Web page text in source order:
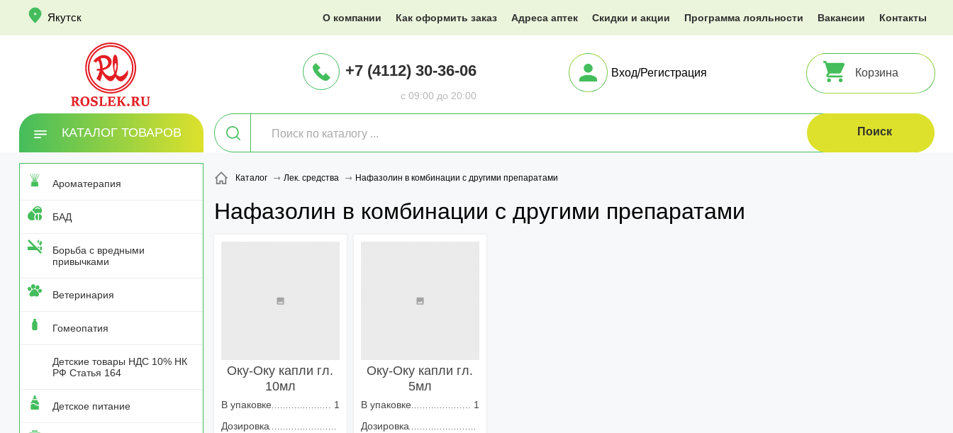
info@XXX.ru
О компании Как оформить заказ Адреса аптек Скидки и акции Программа лояльности Вакансии Контакты
с 09:00 до 20:00
+7 (4112) 30-36-06 Корзина
Вход/Регистрация
Якутск
КАТАЛОГ ТОВАРОВ
Ароматерапия
БАД
Борьба с вредными
привычками
Ветеринария
Гомеопатия
Детские товары НДС 10% НК
РФ Статья 164
Детское питание
Каталог Лек. средства Нафазолин в комбинации с другими препаратами
Нафазолин в комбинации с другими препаратами
Оку-Оку капли гл.
10мл
В упаковке
1
Дозировка
Оку-Оку капли гл.
5мл
В упаковке
1
Дозировка